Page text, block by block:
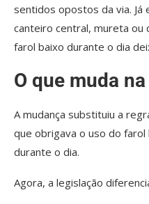
sentidos opostos da via. Já
canteiro central, mureta ou
farol baixo durante o dia
O que muda
A mudança substituiu a
que obrigava o uso do
durante o dia.
Agora, a legislação